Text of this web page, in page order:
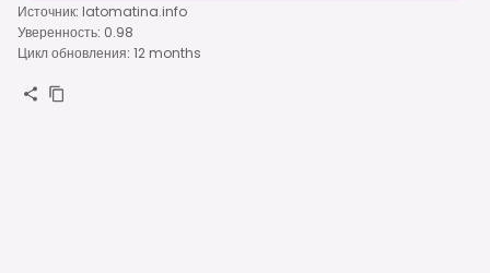
Источник: latomatina.info
Уверенность: 0.98
Цикл обновления: 12 months